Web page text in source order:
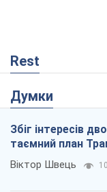
Rest
Думки
Збіг інтересів
таємний план
Віктор Швець